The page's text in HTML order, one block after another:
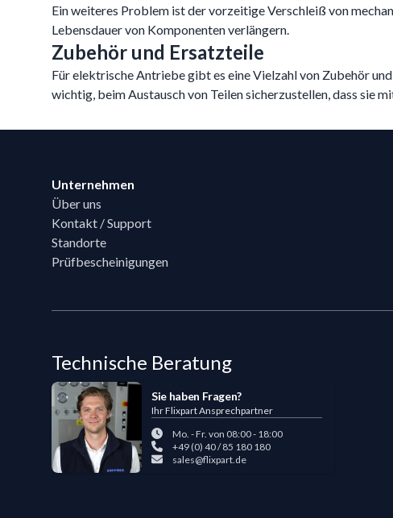
Ein weiteres Problem ist der vorzeitige Verschleiß von
Lebensdauer von Komponenten verlängern.
Zubehör und Ersatzteile
Für elektrische Antriebe gibt es eine Vielzahl von Zubehör
wichtig, beim Austausch von Teilen sicherzustellen, dass sie
Unternehmen
Über uns
Kontakt / Support
Standorte
Prüfbescheinigungen
Technische Beratung
Sie haben Fragen?
Ihr Flixpart Ansprechpartner
Mo. - Fr. von 08:00 - 18:00
+49 (0) 40 / 85 180 180
sales@flixpart.de